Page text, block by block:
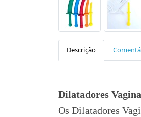
Descrição
Dilatadores
Os Dilatadores